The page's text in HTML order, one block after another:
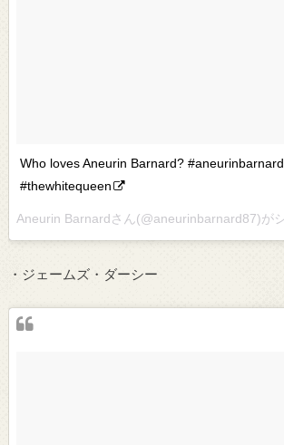
Who loves Aneurin Barnard? #aneurinbarnard
#thewhitequeen
・ジェームズ・ダーシー